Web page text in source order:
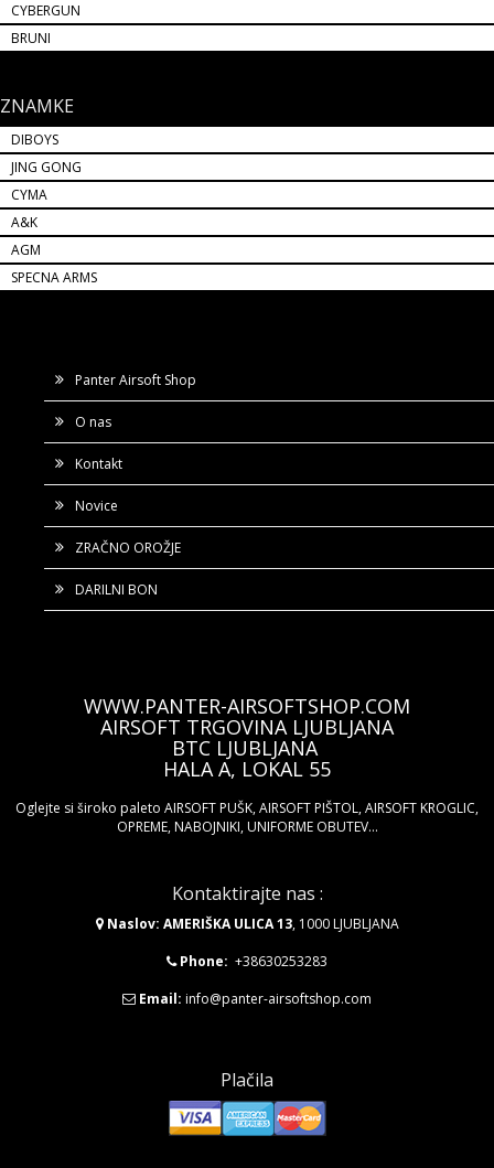
CYBERGUN
BRUNI
ZNAMKE
DIBOYS
JING GONG
CYMA
A&K
AGM
SPECNA ARMS
Panter Airsoft Shop
O nas
Kontakt
Novice
ZRAČNO OROŽJE
DARILNI BON
WWW.PANTER-AIRSOFTSHOP.COM
AIRSOFT TRGOVINA LJUBLJANA
BTC LJUBLJANA
HALA A, LOKAL 55
Oglejte si široko paleto AIRSOFT PUŠK, AIRSOFT PIŠTOL, AIRSOFT KROGLIC,
OPREME, NABOJNIKI, UNIFORME OBUTEV...
Kontaktirajte nas :
Naslov: AMERIŠKA ULICA 13, 1000 LJUBLJANA
Phone: +38630253283
Email: info@panter-airsoftshop.com
Plačila